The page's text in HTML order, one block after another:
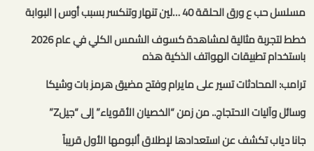
مسلسل حب ع ورق الحلقة 40 …لين تنهار وتنكسر بسبب أوس | البوابة
خطط لتجربة مثالية لمشاهدة كسوف الشمس الكلي في عام 2026
باستخدام تطبيقات الهواتف الذكية هذه
ترامب: المحادثات تسير على مايرام وفتح مضيق هرمز بات وشيكا
وسائل وآليات الاحتجاج.. من زمن “الخصيان الأقوياء” إلى “جيلZ”
جانا دياب تكشف عن استعدادها لإطلاق ألبومها الأول قريباً